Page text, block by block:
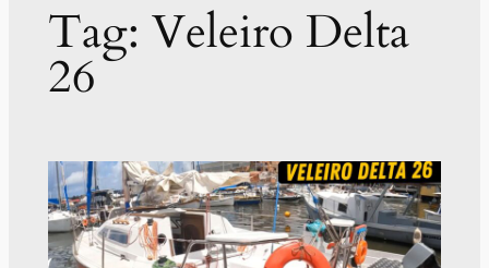
Tag: Veleiro Delta
26